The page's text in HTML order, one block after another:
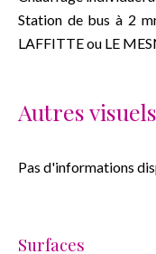
Station de bus à 2
LAFFITTE ou LE
Autres visuels
Pas d'informations
Surfaces